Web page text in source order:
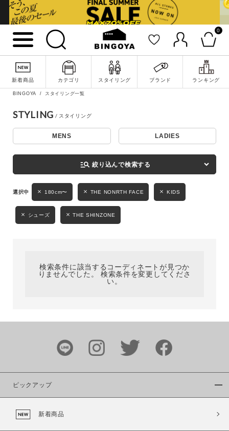
0
新着商品 カテゴリ スタイリング ブランド ランキング
詳細検索
キーワード
性別
MENS LADIES KIDS
ブランド
カラー
BINGOYA スタイリング一覧
STYLING
MENS LADIES
manage_search 絞り込んで検索する
180cm〜 THE NONRTH FACE KIDS
シューズ THE SHINZONE
検索条件に該当するコーディネートが見つか
りませんでした。 検索条件を変更してくださ
い。
ピックアップ
新着商品